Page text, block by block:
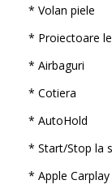
* Volan piele
* Proiectoare
* Airbaguri
* Cotiera
* AutoHold
* Start/Stop la
* Apple Carplay